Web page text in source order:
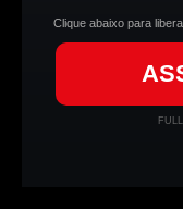
Clique abaixo para